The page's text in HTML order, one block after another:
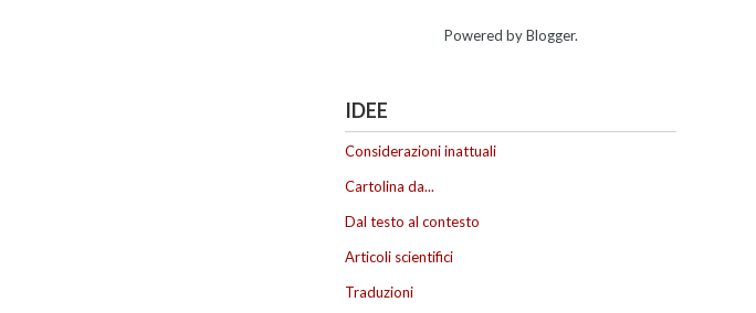
Powered byBlogger.
IDEE
Considerazioni inattuali
Cartolina da...
Dal testo al contesto
Articoli scientifici
Traduzioni